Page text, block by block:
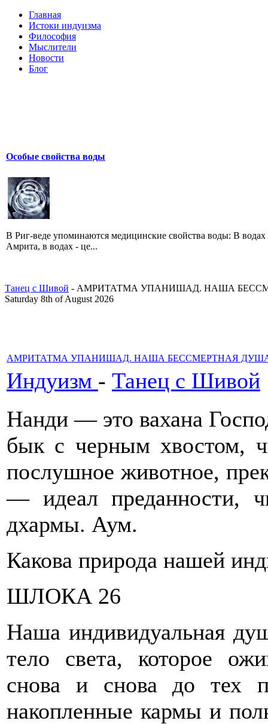
Главная
Истоки индуизма
Философия
Мыслители
Новости
Блог
Особые свойства воды
В Риг-веде упоминаются медицинские свойства воды: В водах
Амрита, в водах - це...
Танец с Шивой - АМРИТАТМА УПАНИШАД. НАША
Saturday 8th of August 2026
АМРИТАТМА УПАНИШАД. НАША БЕССМЕРТНАЯ
Индуизм - Танец с Шивой
Нанди — это вахана
бык с черным хвостом,
послушное животное,
— идеал преданности,
дхармы. Аум.
Какова природа нашей
ШЛОКА 26
Наша индивидуальная
тело света, которое
снова и снова до тех
накопленные кармы и